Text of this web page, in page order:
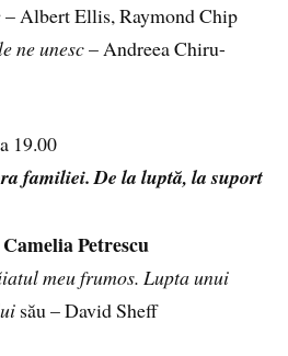
– Albert Ellis, Raymond Chip
ne unesc– Andreea Chiru-
19.00
familiei. De la luptă, la suport
Petrescu
meu frumos. Lupta unui
său – David Sheff